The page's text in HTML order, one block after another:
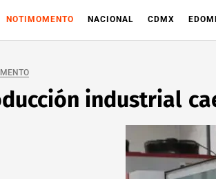
NOTIMOMENTO NACIONAL CDMX
industrial